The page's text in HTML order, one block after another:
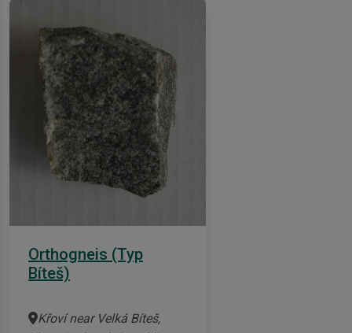
Orthogneis (Typ
Bíteš)
Křoví near Velká Bíteš,